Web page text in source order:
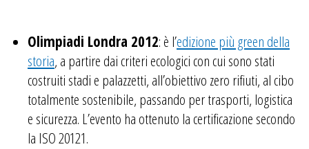
Olimpiadi Londra 2012: è l’edizione più green della
storia, a partire dai criteri ecologici con cui sono stati
costruiti stadi e palazzetti, all’obiettivo zero rifiuti, al cibo
totalmente sostenibile, passando per trasporti, logistica
e sicurezza. L’evento ha ottenuto la certificazione secondo
la ISO 20121.